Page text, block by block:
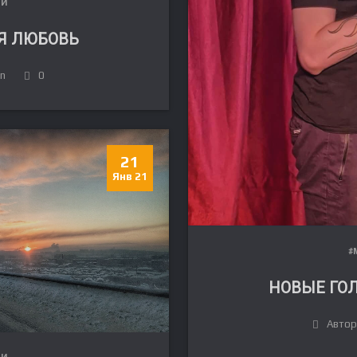
ЛЮБОВЬ
0
НОВЫЕ
21
Янв 21